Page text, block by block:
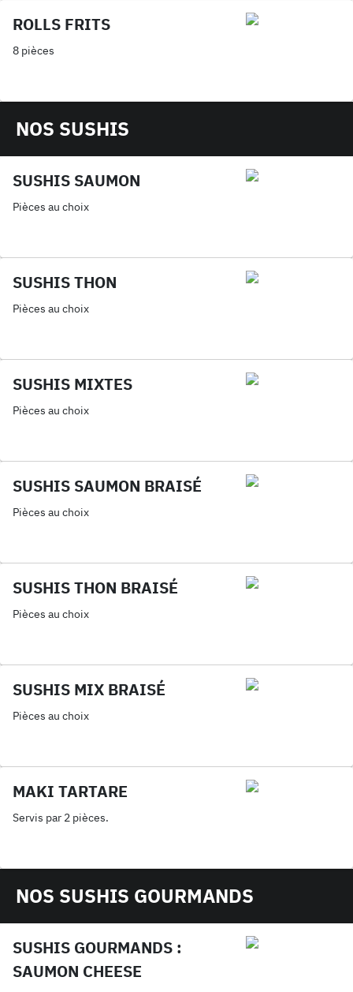
ROLLS FRITS
8 pièces
NOS SUSHIS
SUSHIS SAUMON
Pièces au choix
SUSHIS THON
Pièces au choix
SUSHIS MIXTES
Pièces au choix
SUSHIS SAUMON BRAISÉ
Pièces au choix
SUSHIS THON BRAISÉ
Pièces au choix
SUSHIS MIX BRAISÉ
Pièces au choix
MAKI TARTARE
Servis par 2 pièces.
NOS SUSHIS GOURMANDS
SUSHIS GOURMANDS :
SAUMON CHEESE